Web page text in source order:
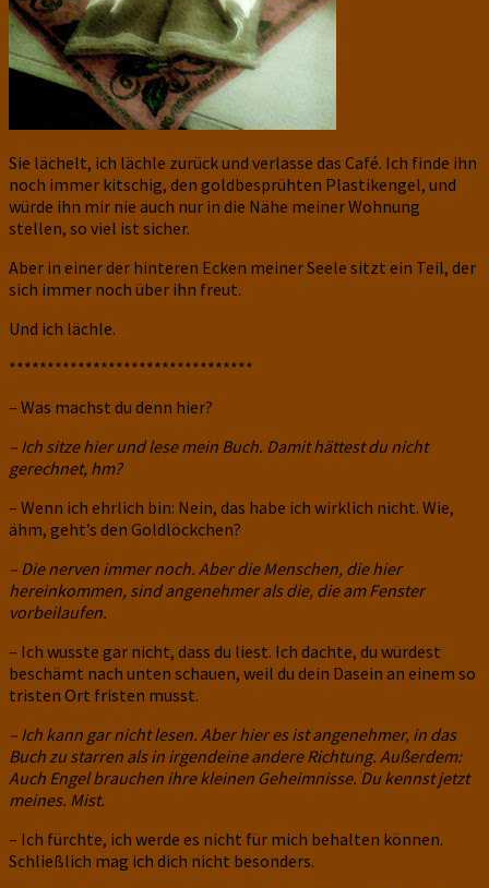
Sie lächelt, ich lächle zurück und verlasse das Café. Ich finde ihn
noch immer kitschig, den goldbesprühten Plastikengel, und
würde ihn mir nie auch nur in die Nähe meiner Wohnung
stellen, so viel ist sicher.
Aber in einer der hinteren Ecken meiner Seele sitzt ein Teil, der
sich immer noch über ihn freut.
Und ich lächle.
********************************
– Was machst du denn hier?
– Ich sitze hier und lese mein Buch. Damit hättest du nicht
gerechnet, hm?
– Wenn ich ehrlich bin: Nein, das habe ich wirklich nicht. Wie,
ähm, geht’s den Goldlöckchen?
– Die nerven immer noch. Aber die Menschen, die hier
hereinkommen, sind angenehmer als die, die am Fenster
vorbeilaufen.
– Ich wusste gar nicht, dass du liest. Ich dachte, du würdest
beschämt nach unten schauen, weil du dein Dasein an einem so
tristen Ort fristen musst.
– Ich kann gar nicht lesen. Aber hier es ist angenehmer, in das
Buch zu starren als in irgendeine andere Richtung. Außerdem:
Auch Engel brauchen ihre kleinen Geheimnisse. Du kennst jetzt
meines. Mist.
– Ich fürchte, ich werde es nicht für mich behalten können.
Schließlich mag ich dich nicht besonders.